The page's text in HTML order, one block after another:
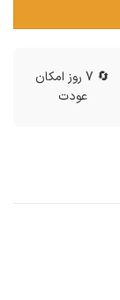
🔄 7 روز امکان
عودت